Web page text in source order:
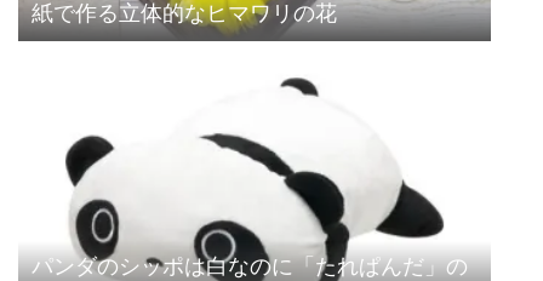
紙で作る立体的なヒマワリの花
パンダのシッポは白なのに「たれぱんだ」の